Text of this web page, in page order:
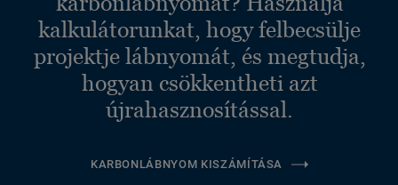
kalkulátorunkat, hogy felbecsülje
projektje lábnyomát, és megtudja,
hogyan csökkentheti azt
újrahasznosítással.
KARBONLÁBNYOM KISZÁMÍTÁSA